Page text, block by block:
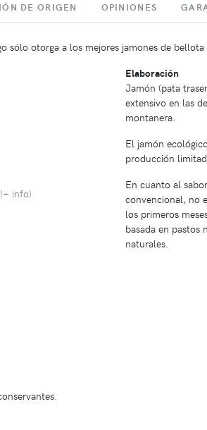
DE ORIGEN OPINIONES
sólo otorga a los mejores jamones de bellota
+ info)
Elaboración
Jamón (pata
extensivo en las
montanera.
El jamón
producción
En cuanto al
convencional, no
los primeros
basada en
naturales.